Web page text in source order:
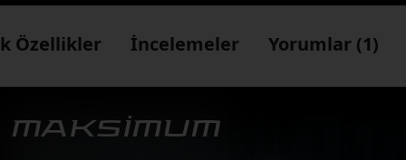
Özellikler İncelemeler Yorumlar (1)
MAKSİMUM